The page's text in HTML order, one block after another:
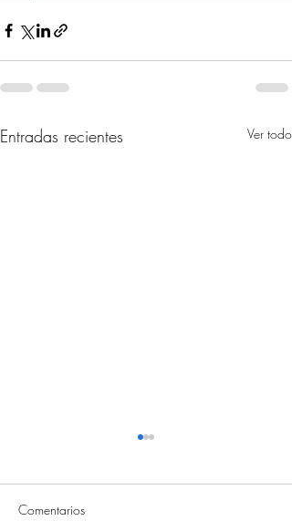
Entradas recientes Ver todo
Comentarios